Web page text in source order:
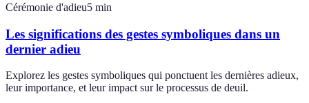
Cérémonie d'adieu5 min
Les significations des gestes symboliques dans un
dernier adieu
Explorez les gestes symboliques qui ponctuent les dernières adieux,
leur importance, et leur impact sur le processus de deuil.